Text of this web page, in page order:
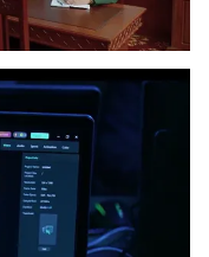
video
thao
sản
Việt